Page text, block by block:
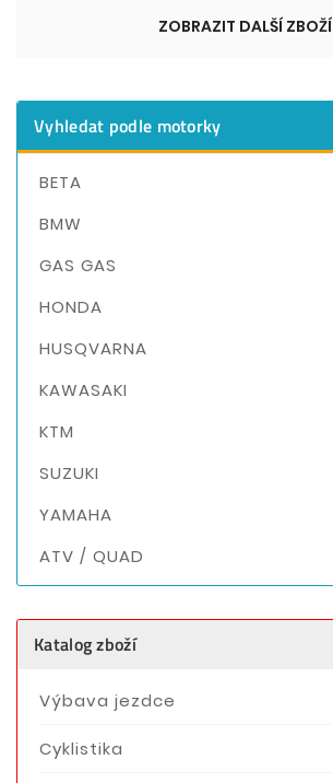
ZOBRAZIT DALŠÍ ZBOŽÍ
Vyhledat podle motorky
BETA
BMW
GAS GAS
HONDA
HUSQVARNA
KAWASAKI
KTM
SUZUKI
YAMAHA
ATV / QUAD
Katalog zboží
Výbava jezdce
Cyklistika